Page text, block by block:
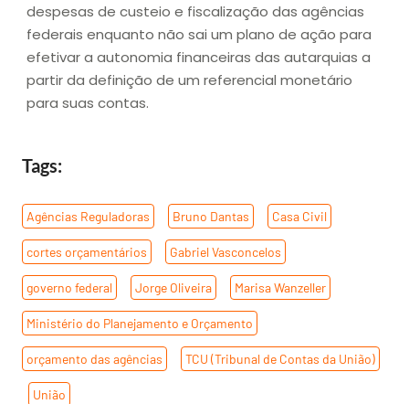
despesas de custeio e fiscalização das agências
federais enquanto não sai um plano de ação para
efetivar a autonomia financeiras das autarquias a
partir da definição de um referencial monetário
para suas contas.
Tags:
Agências Reguladoras Bruno Dantas Casa Civil
cortes orçamentários Gabriel Vasconcelos
governo federal Jorge Oliveira Marisa Wanzeller
Ministério do Planejamento e Orçamento
orçamento das agências TCU (Tribunal de Contas da União)
União